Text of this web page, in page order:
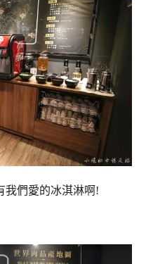
我們愛的冰淇淋啊!